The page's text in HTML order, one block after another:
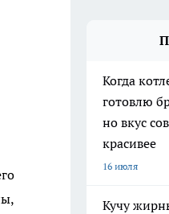
Когда
готовлю
но вкус
красивее
16 июля
Кучу